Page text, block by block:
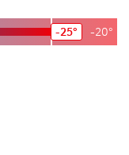
-25° -20°